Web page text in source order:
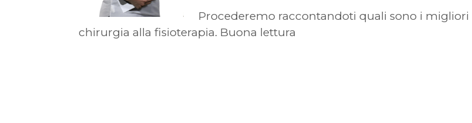
Procederemo raccontandoti quali sono i
chirurgia alla fisioterapia. Buona lettura